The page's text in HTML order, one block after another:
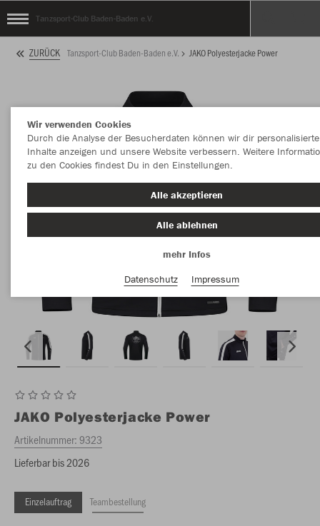
Tanzsport-Club Baden-Baden e.V.
ZURÜCK Tanzsport-Club Baden-Baden e.V. JAKO Polyesterjacke Power
JAKO Polyesterjacke Power
Artikelnummer:9323
Lieferbar bis 2026
Einzelauftrag Teambestellung
Wir verwenden Cookies
Durch die Analyse der Besucherdaten können wir dir personalisierte
Inhalte anzeigen und unsere Website verbessern. Weitere
zu den Cookies findest Du in den Einstellungen.
Alle akzeptieren
Alle ablehnen
mehr Infos
Datenschutz
Impressum